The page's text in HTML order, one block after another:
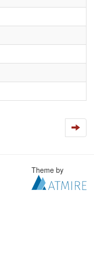
Theme by